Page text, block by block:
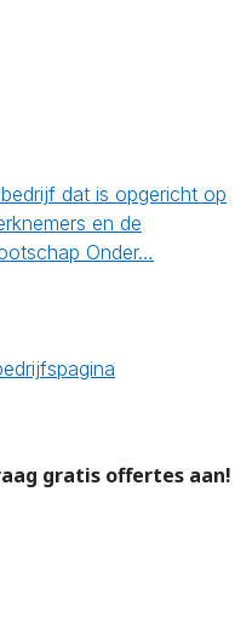
dat is opgericht op
en de
Onder…
gratis offertes aan!